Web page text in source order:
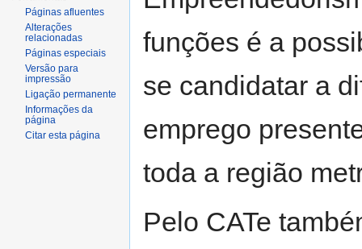
funções é a
se candidatar a
emprego
toda a região
Pelo CATe
Páginas afluentes
Alterações
relacionadas
Páginas especiais
Versão para
impressão
Ligação permanente
Informações da
página
Citar esta página